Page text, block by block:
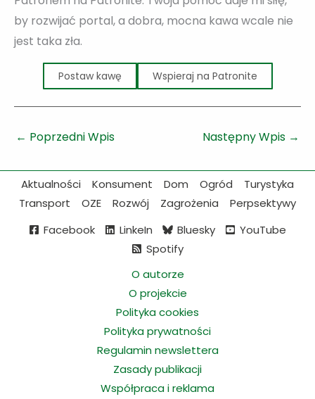
by rozwijać portal, a dobra, mocna kawa wcale nie
jest taka zła.
Postaw kawę Wspieraj na Patronite
← Poprzedni Wpis Następny Wpis →
Aktualności Konsument Dom Ogród
Turystyka
Transport
OZE Rozwój Zagrożenia
Perpsektywy
Facebook
LinkeIn Bluesky
YouTube
Spotify
O autorze
O projekcie
Polityka cookies
Polityka prywatności
Regulamin newslettera
Zasady publikacji
Współpraca i reklama